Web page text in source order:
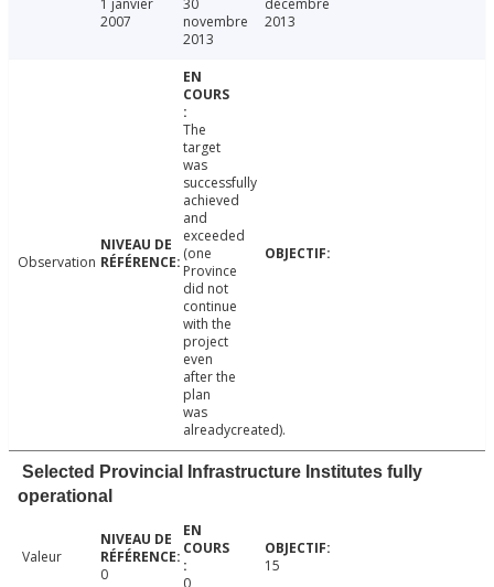
1 janvier
2007
30
novembre
2013
décembre
2013
Observation
The
target
was
successfully
achieved
and
exceeded
(one
Province
did not
continue
with the
project
even
after the
plan
was
alreadycreated).
Selected Provincial Infrastructure Institutes fully
operational
Valeur
0
15